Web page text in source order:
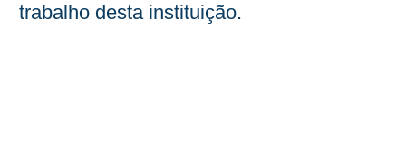
trabalho desta instituição.